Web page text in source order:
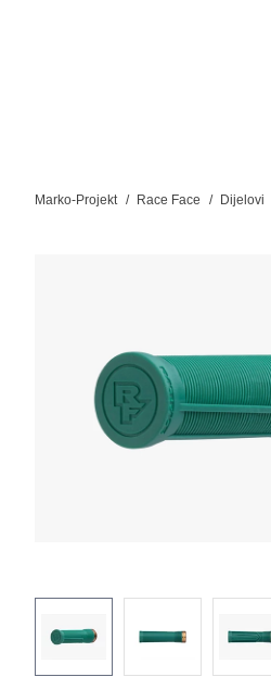
Marko-Projekt Race Face Dijelovi